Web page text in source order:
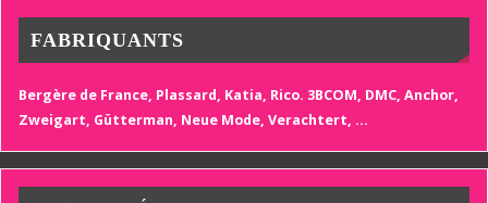
FABRIQUANTS
Bergère de France, Plassard, Katia, Rico. 3BCOM, DMC, Anchor,
Zweigart, Gütterman, Neue Mode, Verachtert, ...